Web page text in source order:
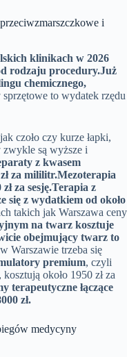
i
klinikach w 2026
rodzaju procedury.Już
chemicznego,
to wydatek rzędu
czoło czy kurze łapki,
zwykle są wyższe i
z kwasem
za mililitr.Mezoterapia
za sesję.Terapia z
się z wydatkiem od około
takich jak Warszawa ceny
na twarz kosztuje
obejmujący twarz to
Warszawie trzeba się
premium, czyli
około 1950 zł za
terapeutyczne łączące
zł.
medycyny